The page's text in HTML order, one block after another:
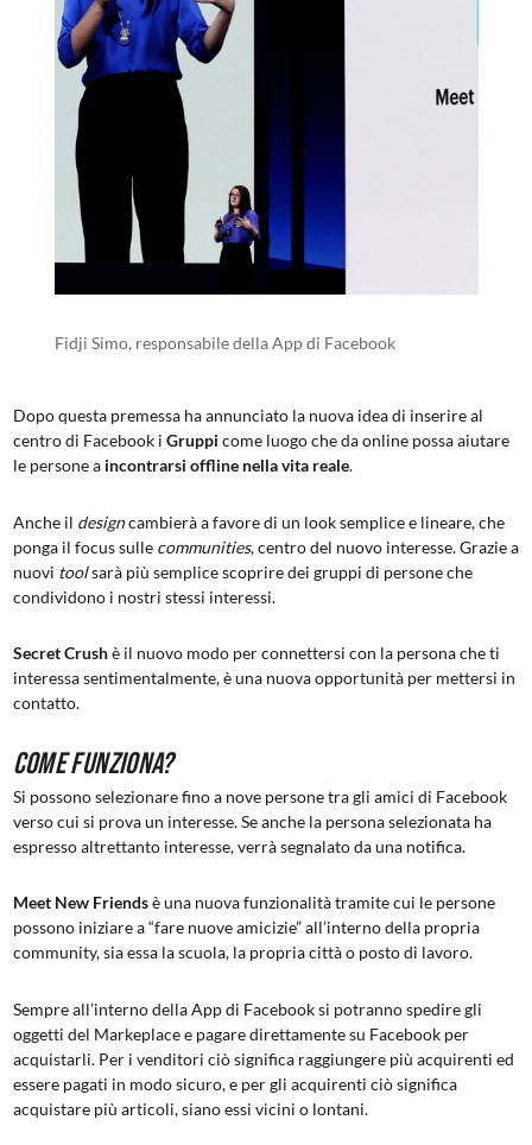
Fidji Simo, responsabile della App di Facebook
Dopo questa premessa ha annunciato la nuova idea di inserire al
centro di Facebook i Gruppi come luogo che da online possa aiutare
le persone a incontrarsi offline nella vita reale.
Anche il designcambierà a favore di un look semplice e lineare, che
ponga il focus sulle communities, centro del nuovo interesse. Grazie a
nuovi toolsarà più semplice scoprire dei gruppi di persone che
condividono i nostri stessi interessi.
Secret Crushè il nuovo modo per connettersi con la persona che ti
interessa sentimentalmente, è una nuova opportunità per mettersi in
contatto.
Come funziona?
Si possono selezionare fino a nove persone tra gli amici di Facebook
verso cui si prova un interesse. Se anche la persona selezionata ha
espresso altrettanto interesse, verrà segnalato da una notifica.
Meet New Friendsè una nuova funzionalità tramite cui le persone
possono iniziare a “fare nuove amicizie” all’interno della propria
community, sia essa la scuola, la propria città o posto di lavoro.
Sempre all’interno della App di Facebook si potranno spedire gli
oggetti del Markeplace e pagare direttamente su Facebook per
acquistarli. Per i venditori ciò significa raggiungere più acquirenti ed
essere pagati in modo sicuro, e per gli acquirenti ciò significa
acquistare più articoli, siano essi vicini o lontani.